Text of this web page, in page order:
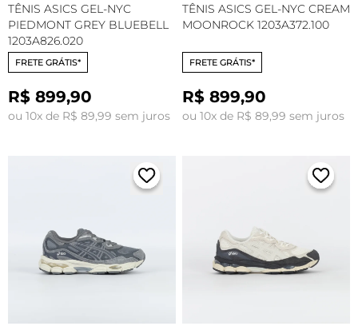
TÊNIS ASICS GEL-NYC
PIEDMONT GREY BLUEBELL
1203A826.020
FRETE GRÁTIS*
R$ 899,90
ou 10x de R$ 89,99 sem juros
TÊNIS ASICS GEL-NYC CREAM
MOONROCK 1203A372.100
FRETE GRÁTIS*
R$ 899,90
ou 10x de R$ 89,99 sem juros